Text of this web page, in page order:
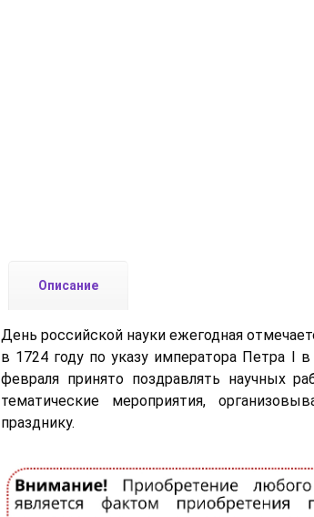
Описание
День российской науки ежегодная
в 1724 году по указу императора Петра I
февраля принято поздравлять научных
тематические мероприятия,
празднику.